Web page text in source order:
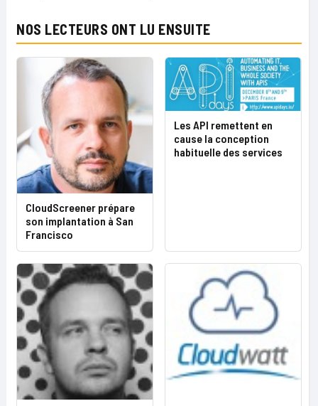
NOS LECTEURS ONT LU ENSUITE
CloudScreener prépare
son implantation à San
Francisco
Les API remettent en
cause la conception
habituelle des services